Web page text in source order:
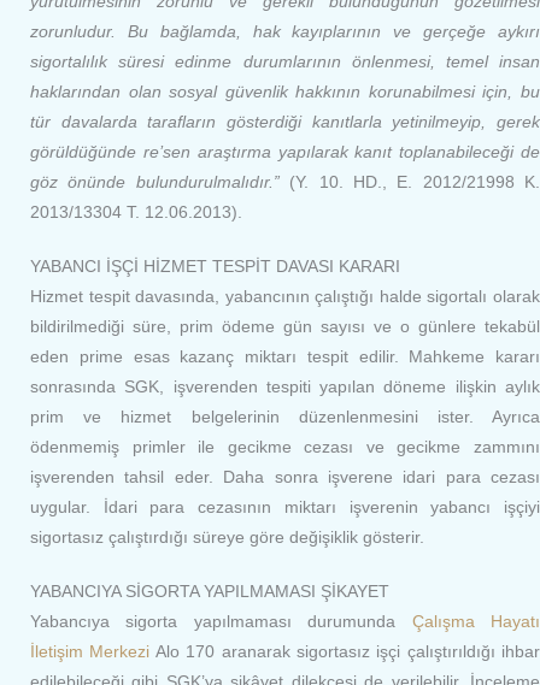
zorunludur. Bu bağlamda, hak kayıplarının ve gerçeğe aykırı
sigortalılık süresi edinme durumlarının önlenmesi, temel insan
haklarından olan sosyal güvenlik hakkının korunabilmesi için, bu
tür davalarda tarafların gösterdiği kanıtlarla yetinilmeyip, gerek
görüldüğünde re’sen araştırma yapılarak kanıt toplanabileceği de
göz önünde bulundurulmalıdır.” (Y. 10. HD., E. 2012/21998 K.
2013/13304 T. 12.06.2013).
YABANCI İŞÇİ HİZMET TESPİT DAVASI KARARI
Hizmet tespit davasında, yabancının çalıştığı halde sigortalı olarak
bildirilmediği süre, prim ödeme gün sayısı ve o günlere tekabül
eden prime esas kazanç miktarı tespit edilir. Mahkeme kararı
sonrasında SGK, işverenden tespiti yapılan döneme ilişkin aylık
prim ve hizmet belgelerinin düzenlenmesini ister. Ayrıca
ödenmemiş primler ile gecikme cezası ve gecikme zammını
işverenden tahsil eder. Daha sonra işverene idari para cezası
uygular. İdari para cezasının miktarı işverenin yabancı işçiyi
sigortasız çalıştırdığı süreye göre değişiklik gösterir.
YABANCIYA SİGORTA YAPILMAMASI ŞİKAYET
Yabancıya sigorta yapılmaması durumunda Çalışma Hayatı
İletişim Merkezi Alo 170 aranarak sigortasız işçi çalıştırıldığı ihbar